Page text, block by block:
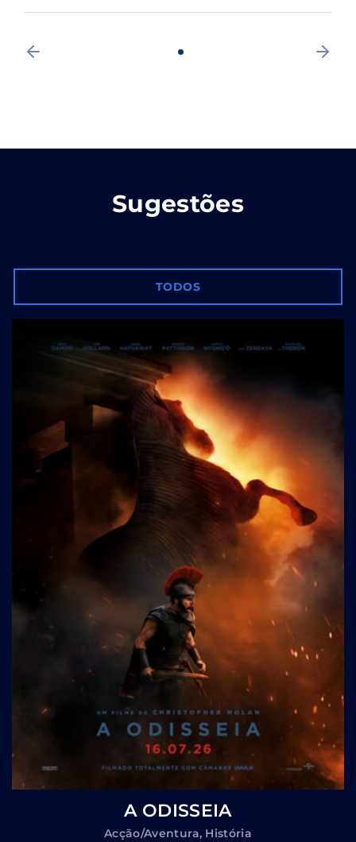
Sugestões
TODOS
A ODISSEIA
Acção/Aventura História